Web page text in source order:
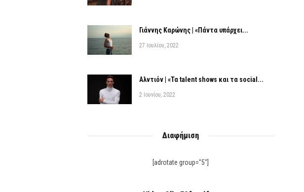
Γιάννης Καρώνης | «Πάντα υπάρχει...
27 Ιουλίου, 2022
Αλντιόν | «Τα talent shows και τα social...
2 Ιουνίου, 2022
Διαφήμιση
[adrotate group="5"]